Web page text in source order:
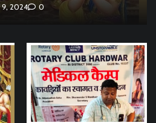
9, 2024 0